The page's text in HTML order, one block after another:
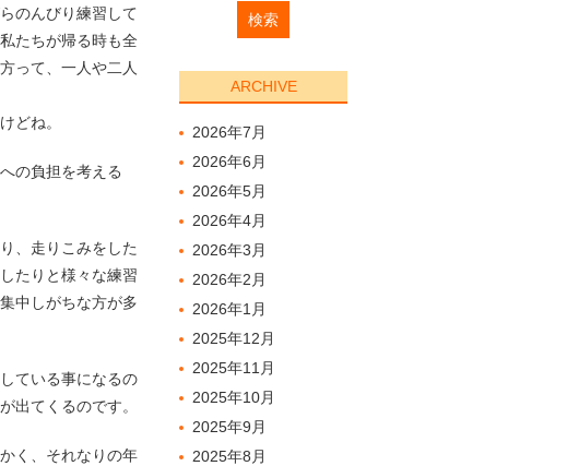
のんびり練習して
たちが帰る時も全
って、一人や二人
どね。
の負担を考える
、走りこみをした
たりと様々な練習
中しがちな方が多
ている事になるの
出てくるのです。
く、それなりの年
ARCHIVE
2026年7月
2026年6月
2026年5月
2026年4月
2026年3月
2026年2月
2026年1月
2025年12月
2025年11月
2025年10月
2025年9月
2025年8月